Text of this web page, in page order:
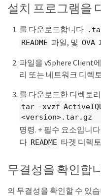
설치 프로그램을
를 다운로드합니다
README 파일, 및 OVA
파일을 vSphere Client
리 또는 네트워크 디렉
를 다운로드한 디렉토리
tar -xvzf
<version>.tar.gz
명령. + 필수 요소입니다
다 README 타겟 디렉
무결성을 확인합
의 무결성을 확인할 수 있